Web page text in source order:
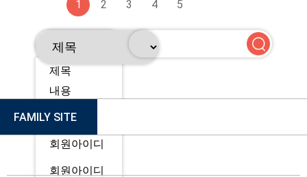
1 2 3 4 5
제목
내용
제목+내용
회원아이디
회원아이디
FAMILY SITE